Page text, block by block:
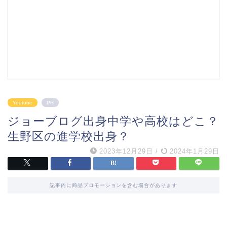
Youtube PR
ジョーブログ出身中学や高校はどこ？
生野区の進学校出身？
2023年12月29日 / 2024年1月29日
記事内に商品プロモーションを含む場合があります